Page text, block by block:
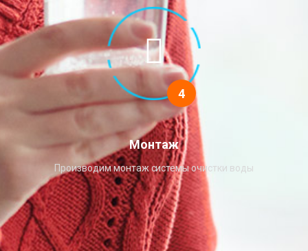
4
Монтаж
Производим монтаж системы очистки воды